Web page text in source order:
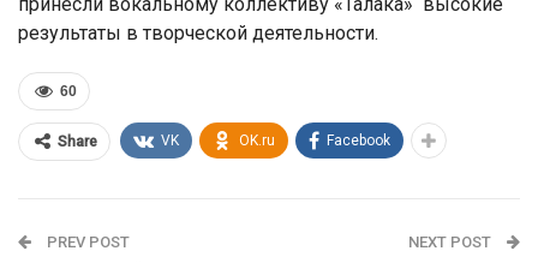
результаты в творческой деятельности.
60
Share VK OK.ru Facebook
PREV POST NEXT POST